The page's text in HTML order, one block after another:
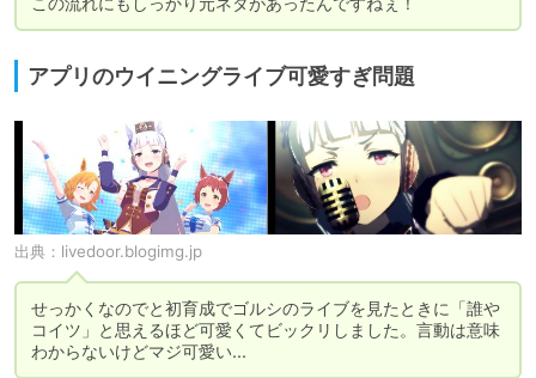
アプリのウイニングライブ可愛すぎ問題
出典： livedoor.blogimg.jp
せっかくなのでと初育成でゴルシのライブを見たときに「誰や
コイツ」と思えるほど可愛くてビックリしました。言動は意味
わからないけどマジ可愛い...